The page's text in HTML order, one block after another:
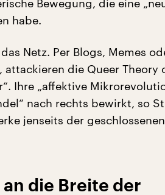
Bewegung, die eine
habe.
Netz. Per Blogs, Memes
die Queer Theory
Ihre „affektive
nach rechts bewirkt, so
jenseits der
die Breite der